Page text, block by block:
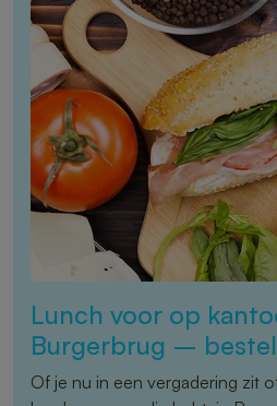
Lunch voor op
Burgerbrug –
Of je nu in een vergadering zit